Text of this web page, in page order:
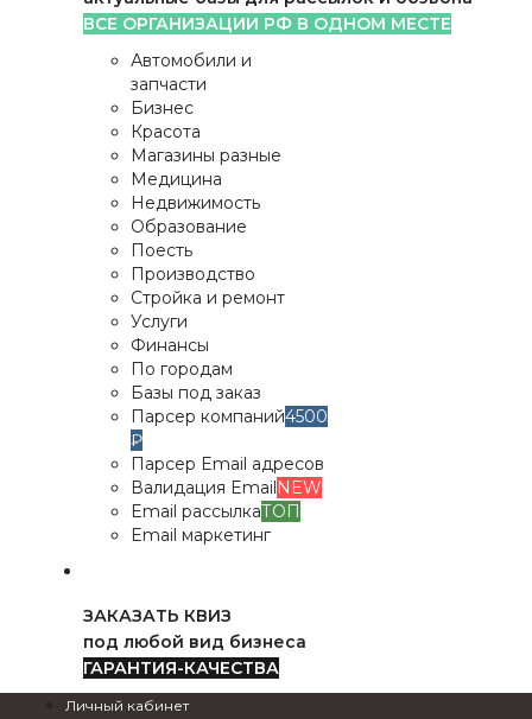
ВСЕ ОРГАНИЗАЦИИ РФ В ОДНОМ МЕСТЕ
Автомобили и
запчасти
Бизнес
Красота
Магазины разные
Медицина
Недвижимость
Образование
Поесть
Производство
Стройка и ремонт
Услуги
Финансы
По городам
Базы под заказ
Парсер компаний4500
₽
Парсер Email адресов
Валидация EmailNEW
Email рассылкаТОП
Email маркетинг
ЗАКАЗАТЬ КВИЗ
под любой вид бизнеса
ГАРАНТИЯ-КАЧЕСТВА
Личный кабинет